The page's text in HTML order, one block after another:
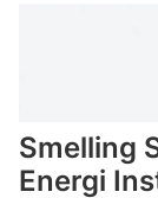
Smelling
Energi